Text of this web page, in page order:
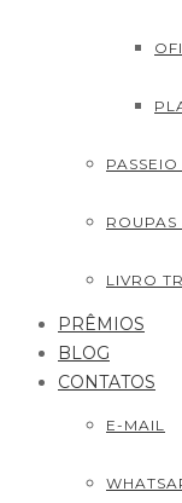
LIVRO
PRÊMIOS
BLOG
CONTATOS
E-MAIL